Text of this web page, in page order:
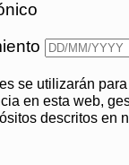
se utilizarán
en esta web,
descritos en